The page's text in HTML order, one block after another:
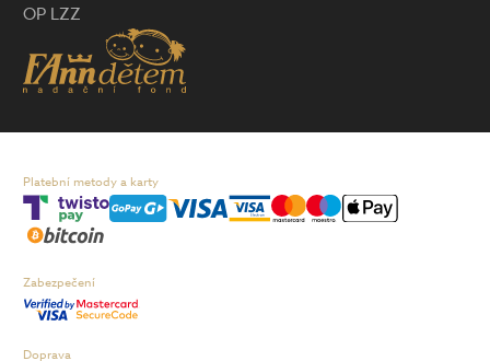
OP LZZ
Platební metody a karty
Zabezpečení
Doprava